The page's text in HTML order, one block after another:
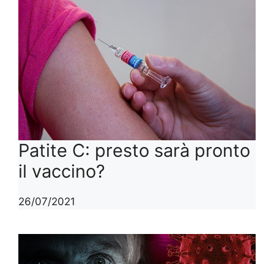
Patite C: presto sarà pronto
il vaccino?
26/07/2021